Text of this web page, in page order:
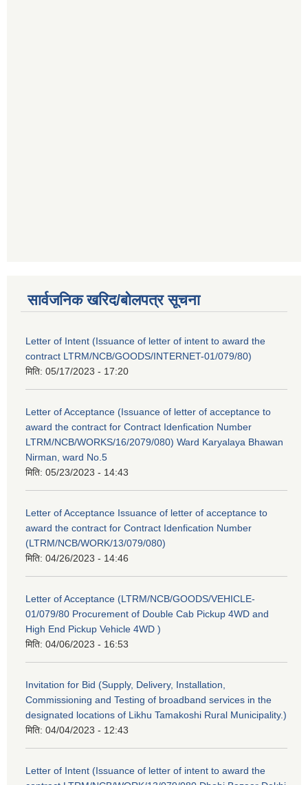
सार्वजनिक खरिद/बोलपत्र सूचना
Letter of Intent (Issuance of letter of intent to award the
contract LTRM/NCB/GOODS/INTERNET-01/079/80)
मिति: 05/17/2023 - 17:20
Letter of Acceptance (Issuance of letter of acceptance to
award the contract for Contract Idenfication Number
LTRM/NCB/WORKS/16/2079/080) Ward Karyalaya Bhawan
Nirman, ward No.5
मिति: 05/23/2023 - 14:43
Letter of Acceptance Issuance of letter of acceptance to
award the contract for Contract Idenfication Number
(LTRM/NCB/WORK/13/079/080)
मिति: 04/26/2023 - 14:46
Letter of Acceptance (LTRM/NCB/GOODS/VEHICLE-
01/079/80 Procurement of Double Cab Pickup 4WD and
High End Pickup Vehicle 4WD )
मिति: 04/06/2023 - 16:53
Invitation for Bid (Supply, Delivery, Installation,
Commissioning and Testing of broadband services in the
designated locations of Likhu Tamakoshi Rural Municipality.)
मिति: 04/04/2023 - 12:43
Letter of Intent (Issuance of letter of intent to award the